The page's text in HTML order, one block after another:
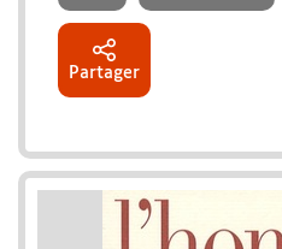
Partager